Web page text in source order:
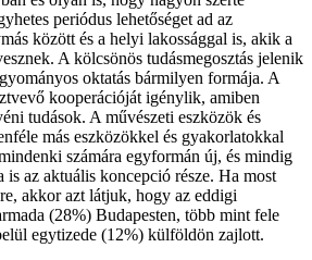
periódus lehetőséget ad az
között és a helyi lakossággal is, akik a
A kölcsönös tudásmegosztás jelenik
oktatás bármilyen formája. A
kooperációját igénylik, amiben
tudások. A művészeti eszközök és
más eszközökkel és gyakorlatokkal
számára egyformán új, és mindig
is az aktuális koncepció része. Ha most
akkor azt látjuk, hogy az eddigi
(28%) Budapesten, több mint fele
egytizede (12%) külföldön zajlott.